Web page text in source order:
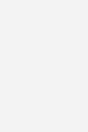
Andreas Löschel,
im Auftrag des
Pacht Enpal
sind die finanziellen
und hängen vor allem
Angebote ab“, schreibt
bei relativ kleinen
Reihenfolge der
Entsprechend